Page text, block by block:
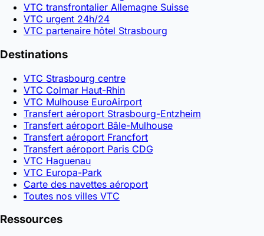
VTC transfrontalier Allemagne Suisse
VTC urgent 24h/24
VTC partenaire hôtel Strasbourg
Destinations
VTC Strasbourg centre
VTC Colmar Haut-Rhin
VTC Mulhouse EuroAirport
Transfert aéroport Strasbourg-Entzheim
Transfert aéroport Bâle-Mulhouse
Transfert aéroport Francfort
Transfert aéroport Paris CDG
VTC Haguenau
VTC Europa-Park
Carte des navettes aéroport
Toutes nos villes VTC
Ressources